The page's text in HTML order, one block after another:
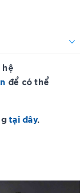
hệ
để có thể
tại đây.